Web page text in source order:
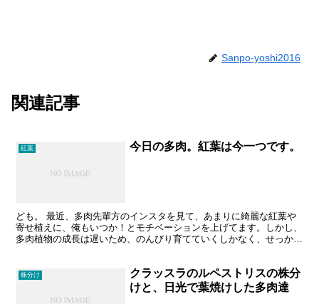
Sanpo-yoshi2016
関連記事
紅葉 今日の多肉。紅葉は今一つです。
ども。 最近、多肉先輩方のインスタを見て、あまりに綺麗な紅葉や
寄せ植えに、俺もいつか！とモチベーションを上げてます。しかし、
多肉植物の成長は遅いため、のんびり育てていくしかなく、せっかち
株分け
クラッスラのルペストリスの株分
けと、日光で葉焼けした多肉達